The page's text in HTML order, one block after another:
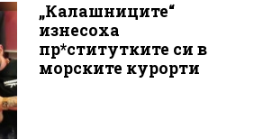
„Калашниците“
изнесоха
пр*ститутките си в
морските курорти